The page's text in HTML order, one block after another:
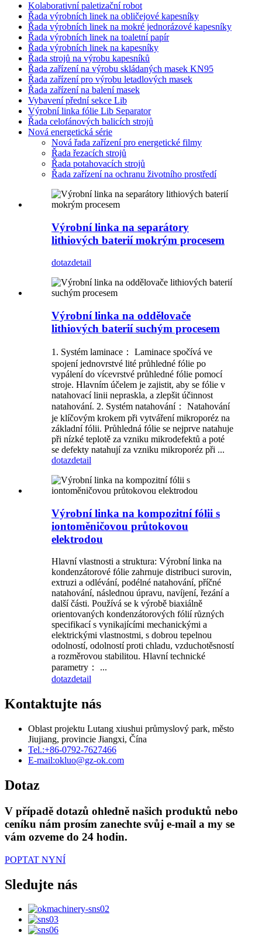
Kolaborativní paletizační robot
Řada výrobních linek na obličejové kapesníky
Řada výrobních linek na mokré jednorázové kapesníky
Řada výrobních linek na toaletní papír
Řada výrobních linek na kapesníky
Řada strojů na výrobu kapesníků
Řada zařízení na výrobu skládaných masek KN95
Řada zařízení pro výrobu letadlových masek
Řada zařízení na balení masek
Vybavení přední sekce Lib
Výrobní linka fólie Lib Separator
Řada celofánových balicích strojů
Nová energetická série
Nová řada zařízení pro energetické filmy
Řada řezacích strojů
Řada potahovacích strojů
Řada zařízení na ochranu životního prostředí
Výrobní linka na separátory
lithiových baterií mokrým procesem
dotazdetail
Výrobní linka na oddělovače
lithiových baterií suchým procesem
1. Systém laminace： Laminace spočívá ve
spojení jednovrstvé lité průhledné fólie po
vypálení do vícevrstvé průhledné fólie pomocí
stroje. Hlavním účelem je zajistit, aby se fólie v
natahovací linii nepraskla, a zlepšit účinnost
natahování. 2. Systém natahování： Natahování
je klíčovým krokem při vytváření mikroporéz na
základní fólii. Průhledná fólie se nejprve natahuje
při nízké teplotě za vzniku mikrodefektů a poté
se defekty natahují za vzniku mikroporéz při ...
dotazdetail
Výrobní linka na kompozitní fólii s
iontoměničovou průtokovou
elektrodou
Hlavní vlastnosti a struktura: Výrobní linka na
kondenzátorové fólie zahrnuje distribuci surovin,
extruzi a odlévání, podélné natahování, příčné
natahování, následnou úpravu, navíjení, řezání a
další části. Používá se k výrobě biaxiálně
orientovaných kondenzátorových fólií různých
specifikací s vynikajícími mechanickými a
elektrickými vlastnostmi, s dobrou tepelnou
odolností, odolností proti chladu, vzduchotěsností
a rozměrovou stabilitou. Hlavní technické
parametry： ...
dotazdetail
Kontaktujte nás
Oblast projektu Lutang xiushui průmyslový park, město
Jiujiang, provincie Jiangxi, Čína
Tel.:+86-0792-7627466
E-mail:okluo@gz-ok.com
Dotaz
V případě dotazů ohledně našich produktů nebo
ceníku nám prosím zanechte svůj e-mail a my se
vám ozveme do 24 hodin.
POPTAT NYNÍ
Sledujte nás